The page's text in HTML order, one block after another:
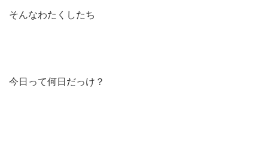
そんなわたくしたち
今日って何日だっけ？